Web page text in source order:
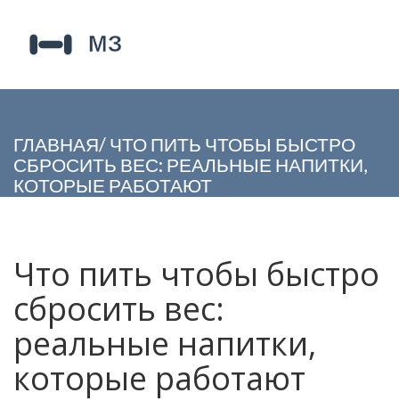
ГЛАВНАЯ/ ЧТО ПИТЬ ЧТОБЫ БЫСТРО
СБРОСИТЬ ВЕС: РЕАЛЬНЫЕ НАПИТКИ,
КОТОРЫЕ РАБОТАЮТ
Что пить чтобы быстро
сбросить вес:
реальные напитки,
которые работают